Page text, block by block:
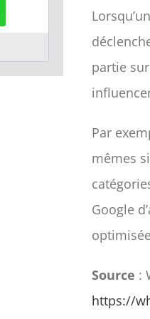
partie
Par
mêmes
Google
Source :
https://